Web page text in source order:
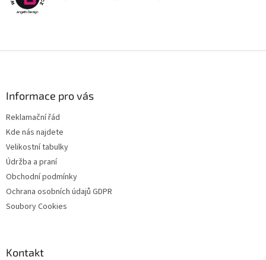
Informace pro vás
Reklamační řád
Kde nás najdete
Velikostní tabulky
Údržba a praní
Obchodní podmínky
Ochrana osobních údajů GDPR
Soubory Cookies
Kontakt